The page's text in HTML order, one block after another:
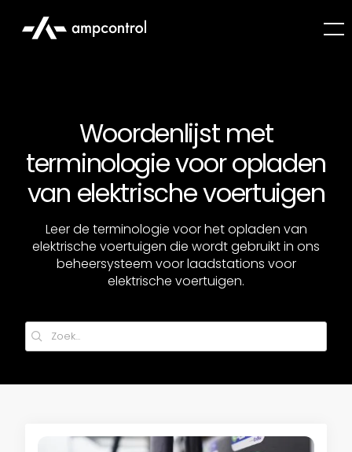
Woordenlijst met
terminologie voor opladen
van elektrische voertuigen
Leer de terminologie voor het opladen van
elektrische voertuigen die wordt gebruikt in ons
beheersysteem voor laadstations voor
elektrische voertuigen.